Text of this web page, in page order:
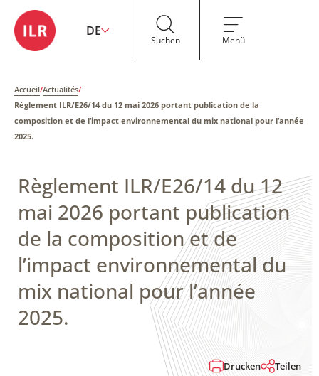
DE
Suchen Menü
Accueil/Actualités/
Règlement ILR/E26/14 du 12 mai 2026 portant publication de la
composition et de l’impact environnemental du mix national pour l’année
2025.
Règlement ILR/E26/14 du 12
mai 2026 portant publication
de la composition et de
l’impact environnemental du
mix national pour l’année
2025.
Drucken Teilen